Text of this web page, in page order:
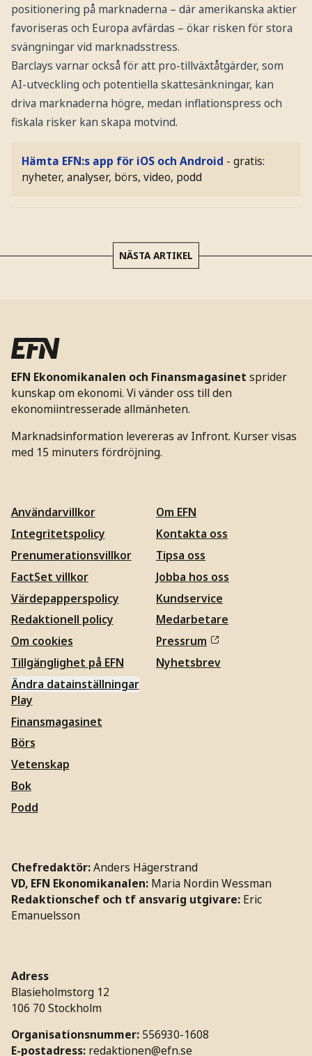
positionering på marknaderna – där amerikanska aktier
favoriseras och Europa avfärdas – ökar risken för stora
svängningar vid marknadsstress.
Barclays varnar också för att pro-tillväxtåtgärder, som
AI-utveckling och potentiella skattesänkningar, kan
driva marknaderna högre, medan inflationspress och
fiskala risker kan skapa motvind.
Hämta EFN:s app för iOS och Android - gratis:
nyheter, analyser, börs, video, podd
NÄSTA ARTIKEL
EFN Ekonomikanalen och Finansmagasinet sprider
kunskap om ekonomi. Vi vänder oss till den
ekonomiintresserade allmänheten.
Marknadsinformation levereras av Infront. Kurser visas
med 15 minuters fördröjning.
Användarvillkor
Integritetspolicy
Prenumerationsvillkor
FactSet villkor
Värdepapperspolicy
Redaktionell policy
Om cookies
Tillgänglighet på EFN
Ändra datainställningar
Om EFN
Kontakta oss
Tipsa oss
Jobba hos oss
Kundservice
Medarbetare
Pressrum
Nyhetsbrev
Play
Finansmagasinet
Börs
Vetenskap
Bok
Podd
Chefredaktör:Anders Hägerstrand
VD, EFN Ekonomikanalen: Maria Nordin Wessman
Redaktionschef och tf ansvarig utgivare: Eric
Emanuelsson
Adress
Blasieholmstorg 12
106 70 Stockholm
Organisationsnummer: 556930-1608
E-postadress: redaktionen@efn.se